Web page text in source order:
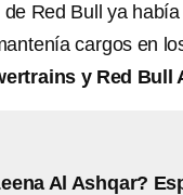
Red Bull ya
cargos en
y Red Bull
Al Ashqar?